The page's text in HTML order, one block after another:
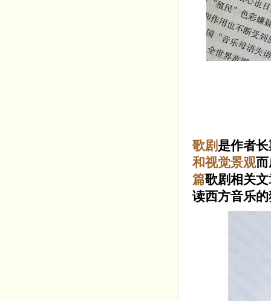
歌剧 是作者
和视觉景观
篇歌剧相关
读西方音乐